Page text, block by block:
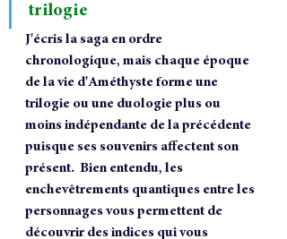
trilogie
J'écris la saga en ordre
chronologique, mais chaque époque
de la vie d'Améthyste forme une
trilogie ou une duologie plus ou
moins indépendante de la précédente
puisque ses souvenirs affectent son
présent.  Bien entendu, les
enchevêtrements quantiques entre les
personnages vous permettent de
découvrir des indices qui vous